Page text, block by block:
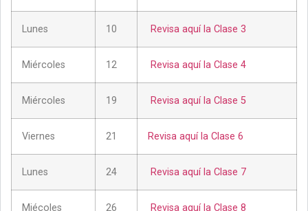
Lunes 10 Revisa aquí la Clase 3
Miércoles 12 Revisa aquí la Clase 4
Miércoles 19 Revisa aquí la Clase 5
Viernes 21 Revisa aquí la Clase 6
Lunes 24 Revisa aquí la Clase 7
Miécoles 26 Revisa aquí la Clase 8